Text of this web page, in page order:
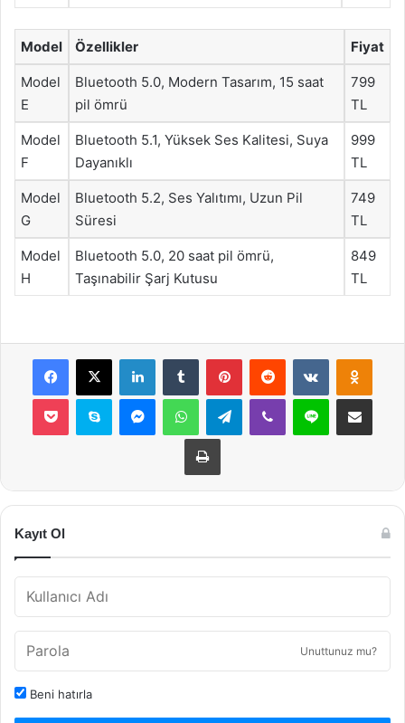
Model Özellikler Fiyat
Model
E
Bluetooth 5.0, Modern Tasarım, 15 saat
pil ömrü
799
TL
Model
F
Bluetooth 5.1, Yüksek Ses Kalitesi, Suya
Dayanıklı
999
TL
Model
G
Bluetooth 5.2, Ses Yalıtımı, Uzun Pil
Süresi
749
TL
Model
H
Bluetooth 5.0, 20 saat pil ömrü,
Taşınabilir Şarj Kutusu
849
TL
Facebook
X LinkedInTumblr PinterestReddit VKontakte
Pocket Skype MessengerWhatsAppTelegramViber Line E-Posta ile
Yazdır
Kayıt Ol
Unuttunuz mu?
Beni hatırla